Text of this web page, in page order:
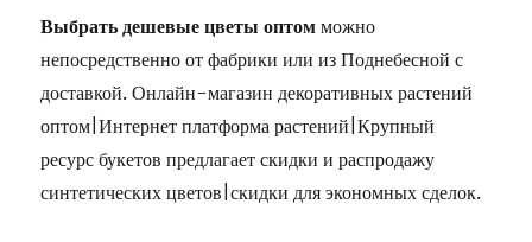
Выбрать дешевые цветы оптом можно
непосредственно от фабрики или из Поднебесной с
доставкой. Онлайн-магазин декоративных растений
оптом|Интернет платформа растений|Крупный
ресурс букетов предлагает скидки и распродажу
синтетических цветов|скидки для экономных сделок.